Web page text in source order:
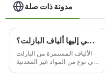
مدونة ذات صلة
ما هي المادة التي تنتمي إليها ألياف البازلت؟
الألياف المستمرة من البازلت
هي نوع من المواد غير المعدنية